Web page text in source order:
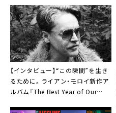
【インタビュー】“この瞬間”を生き
るために。ライアン・モロイ新作ア
ルバム『The Best Year of Our